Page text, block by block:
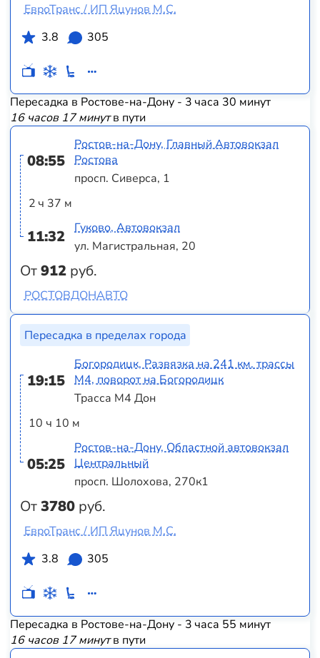
ЕвроТранс / ИП Яцунов М.С.
3.8
305
Пересадка в Ростове-на-Дону - 3 часа 30 минут
16 часов 17 минутв пути
08:55
2 ч 37 м
11:32
От912 руб.
Ростов-на-Дону, Главный Автовокзал
Ростова
просп. Сиверса, 1
Гуково, Автовокзал
ул. Магистральная, 20
РОСТОВДОНАВТО
Пересадка в пределах города
19:15
10 ч 10 м
05:25
От3780 руб.
Богородицк, Развязка на 241 км. трассы
М4, поворот на Богородицк
Трасса М4 Дон
Ростов-на-Дону, Областной автовокзал
Центральный
просп. Шолохова, 270к1
ЕвроТранс / ИП Яцунов М.С.
3.8
305
Пересадка в Ростове-на-Дону - 3 часа 55 минут
16 часов 17 минутв пути